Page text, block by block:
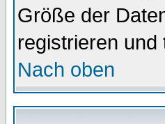
Größe der
registrieren
Nach oben